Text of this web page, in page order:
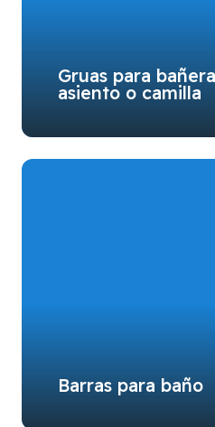
Gruas para
asiento o camilla
Barras para baño